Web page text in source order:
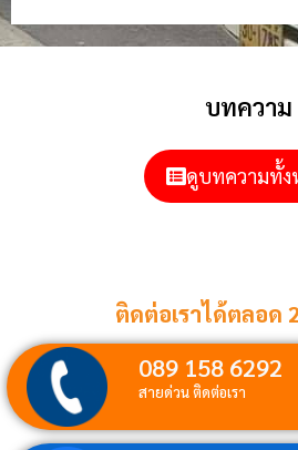
บทความ
ดูบทความทั้
ติดต่อเราได้ตลอด
089 158 6292
สายด่วน ติดต่อเรา